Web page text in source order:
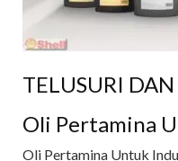
TELUSURI
Oli Pertamina
Oli Pertamina Untuk